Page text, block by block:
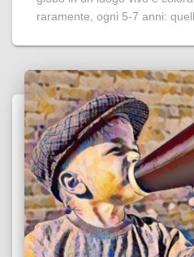
raramente, ogni 5-7 anni: